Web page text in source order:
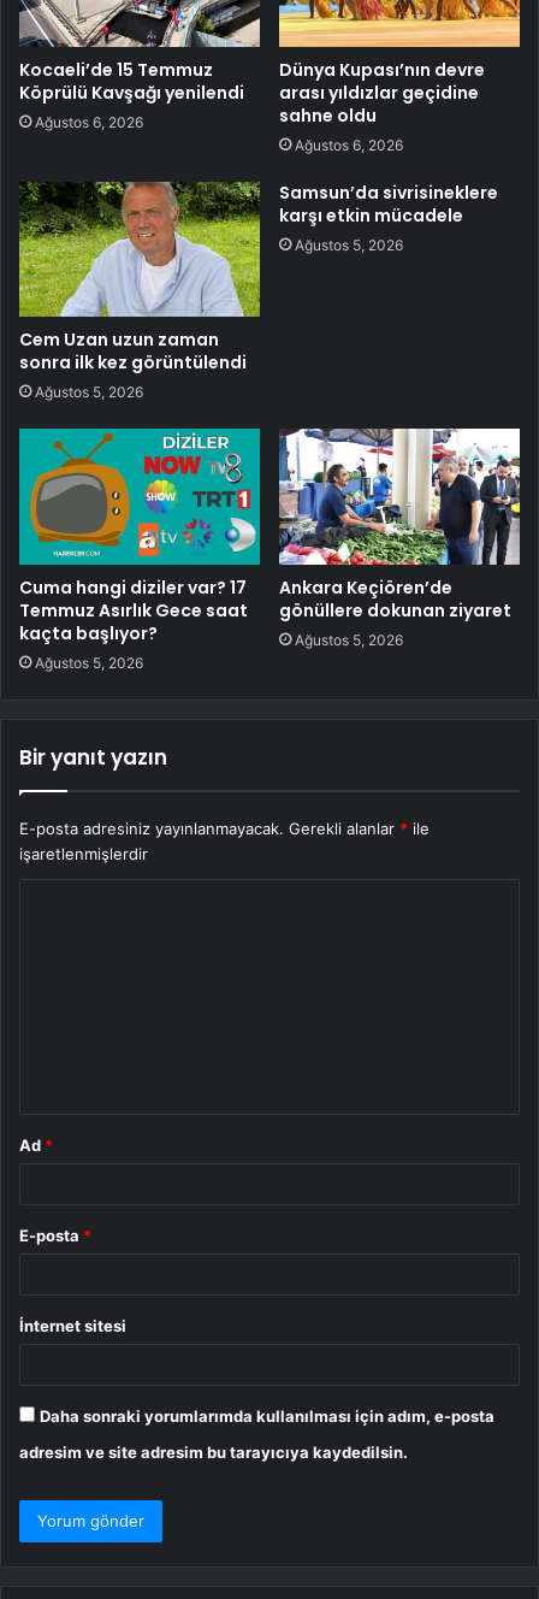
Kocaeli’de 15 Temmuz
Köprülü Kavşağı yenilendi
Ağustos 6, 2026
Dünya Kupası’nın devre
arası yıldızlar geçidine
sahne oldu
Ağustos 6, 2026
Cem Uzan uzun zaman
sonra ilk kez görüntülendi
Ağustos 5, 2026
Samsun’da sivrisineklere
karşı etkin mücadele
Ağustos 5, 2026
Cuma hangi diziler var? 17
Temmuz Asırlık Gece saat
kaçta başlıyor?
Ağustos 5, 2026
Ankara Keçiören’de
gönüllere dokunan ziyaret
Ağustos 5, 2026
Bir yanıt yazın
E-posta adresiniz yayınlanmayacak. Gerekli alanlar * ile
işaretlenmişlerdir
Ad *
E-posta *
İnternet sitesi
Daha sonraki yorumlarımda kullanılması için adım, e-posta
adresim ve site adresim bu tarayıcıya kaydedilsin.